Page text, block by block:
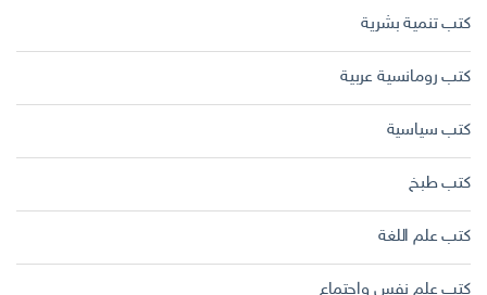
كتب تنمية بشرية
كتب رومانسية عربية
كتب سياسية
كتب طبخ
كتب علم اللغة
كتب علم نفس واجتماع